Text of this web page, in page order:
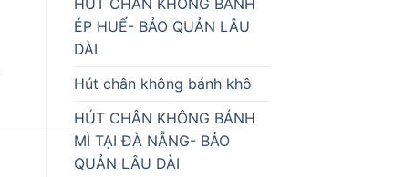
ÉP HUẾ- BẢO QUẢN LÂU
DÀI
Hút chân không bánh khô
HÚT CHÂN KHÔNG BÁNH
MÌ TẠI ĐÀ NẴNG- BẢO
QUẢN LÂU DÀI